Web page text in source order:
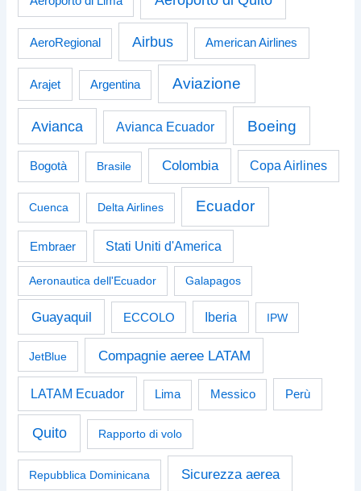
AeroRegional Airbus American Airlines
Arajet Argentina Aviazione
Avianca Avianca Ecuador Boeing
Bogotà Brasile Colombia Copa Airlines
Cuenca Delta Airlines Ecuador
Embraer Stati Uniti d'America
Aeronautica dell'Ecuador Galapagos
Guayaquil ECCOLO Iberia IPW
JetBlue Compagnie aeree LATAM
LATAM Ecuador Lima Messico Perù
Quito Rapporto di volo
Repubblica Dominicana Sicurezza aerea